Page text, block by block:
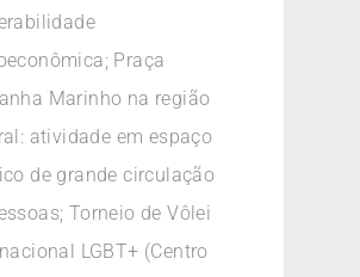
Praça
Marinho na região
atividade em espaço
de grande circulação
Torneio de Vôlei
LGBT+ (Centro